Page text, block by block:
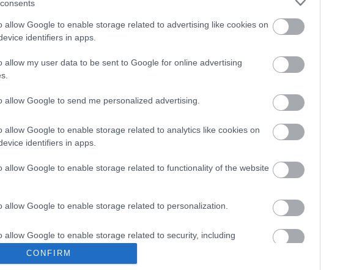
allow Google to enable storage related to advertising like cookies on
identifiers in apps.
allow my user data to be sent to Google for online advertising
allow Google to send me personalized advertising.
allow Google to enable storage related to analytics like cookies on
identifiers in apps.
allow Google to enable storage related to functionality of the website
allow Google to enable storage related to personalization.
allow Google to enable storage related to security, including
functionality and fraud prevention, and other user protection.
CONFIRM
και το χειμώνα. Τα τέσσερα αυτά παιδιά ονομάζονται εποχές
δάσος όλα τα πλάσματά Του. Θα έδινε
Κάθε χρόνο κέρδιζε το πρώτο βραβείο για το καλύτερο καλαμπόκι. Μια
ήταν μικρή, τα ζώα δεν έκαναν